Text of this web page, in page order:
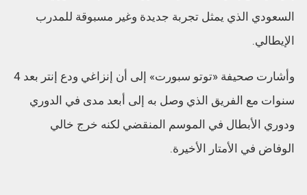
السعودي الذي يمثل تجربة جديدة وغير مسبوقة للمدرب
الإيطالي.
وأشارت صحيفة «توتو سبورت» إلى أن إنزاغي ودع إنتر بعد 4
سنوات مع الفريق الذي وصل به إلى أبعد مدى في الدوري
ودوري الأبطال في الموسم المنقضي لكنه خرج خالي
الوفاض في الأمتار الأخيرة.